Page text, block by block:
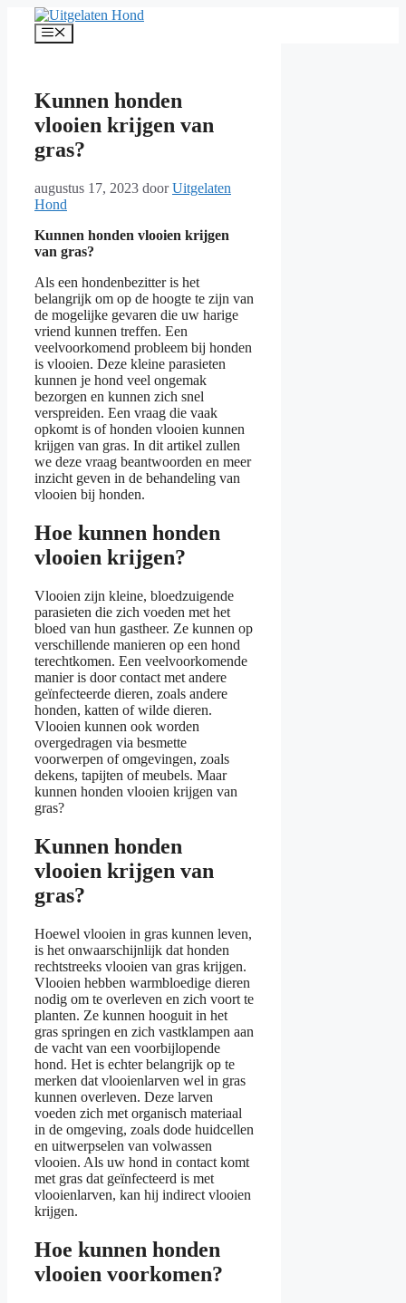
Menu
Kunnen honden
vlooien krijgen van
gras?
augustus 17, 2023 doorUitgelaten
Hond
Kunnen honden vlooien krijgen
van gras?
Als een hondenbezitter is het
belangrijk om op de hoogte te zijn van
de mogelijke gevaren die uw harige
vriend kunnen treffen. Een
veelvoorkomend probleem bij honden
is vlooien. Deze kleine parasieten
kunnen je hond veel ongemak
bezorgen en kunnen zich snel
verspreiden. Een vraag die vaak
opkomt is of honden vlooien kunnen
krijgen van gras. In dit artikel zullen
we deze vraag beantwoorden en meer
inzicht geven in de behandeling van
vlooien bij honden.
Hoe kunnen honden
vlooien krijgen?
Vlooien zijn kleine, bloedzuigende
parasieten die zich voeden met het
bloed van hun gastheer. Ze kunnen op
verschillende manieren op een hond
terechtkomen. Een veelvoorkomende
manier is door contact met andere
geïnfecteerde dieren, zoals andere
honden, katten of wilde dieren.
Vlooien kunnen ook worden
overgedragen via besmette
voorwerpen of omgevingen, zoals
dekens, tapijten of meubels. Maar
kunnen honden vlooien krijgen van
gras?
Kunnen honden
vlooien krijgen van
gras?
Hoewel vlooien in gras kunnen leven,
is het onwaarschijnlijk dat honden
rechtstreeks vlooien van gras krijgen.
Vlooien hebben warmbloedige dieren
nodig om te overleven en zich voort te
planten. Ze kunnen hooguit in het
gras springen en zich vastklampen aan
de vacht van een voorbijlopende
hond. Het is echter belangrijk op te
merken dat vlooienlarven wel in gras
kunnen overleven. Deze larven
voeden zich met organisch materiaal
in de omgeving, zoals dode huidcellen
en uitwerpselen van volwassen
vlooien. Als uw hond in contact komt
met gras dat geïnfecteerd is met
vlooienlarven, kan hij indirect vlooien
krijgen.
Hoe kunnen honden
vlooien voorkomen?